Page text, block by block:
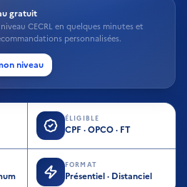
gratuit
CECRL en quelques minutes et
personnalisées.
niveau
ÉLIGIBLE
CPF · OPCO · FT
FORMAT
Présentiel · Distanciel